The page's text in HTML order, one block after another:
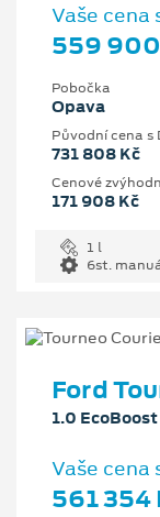
Vaše cena
559
Pobočka
Opava
Původní cena s
731 808 Kč
Cenové
171 908 Kč
1 l
6st.
Ford
1.0
Vaše cena
561 354